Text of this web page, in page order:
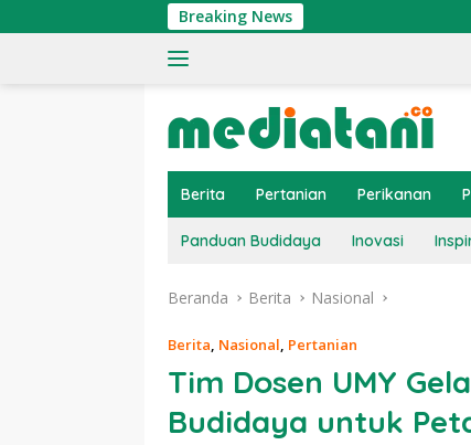
ke
Breaking News
Berita Pertanian Perikanan
Panduan Budidaya Inovasi
Beranda Berita Nasional
Berita, Nasional, Pertanian
Tim Dosen UMY
Budidaya untuk